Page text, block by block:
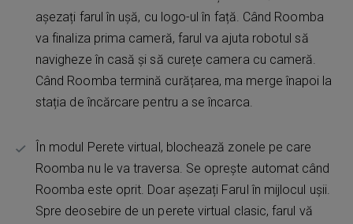
așezați farul în ușă, cu logo-ul în față. Când Roomba
va finaliza prima cameră, farul va ajuta robotul să
navigheze în casă și să curețe camera cu cameră.
Când Roomba termină curățarea, ma merge înapoi la
stația de încărcare pentru a se încarca.
În modul Perete virtual, blochează zonele pe care
Roomba nu le va traversa. Se oprește automat când
Roomba este oprit. Doar așezați Farul în mijlocul ușii.
Spre deosebire de un perete virtual clasic, farul vă